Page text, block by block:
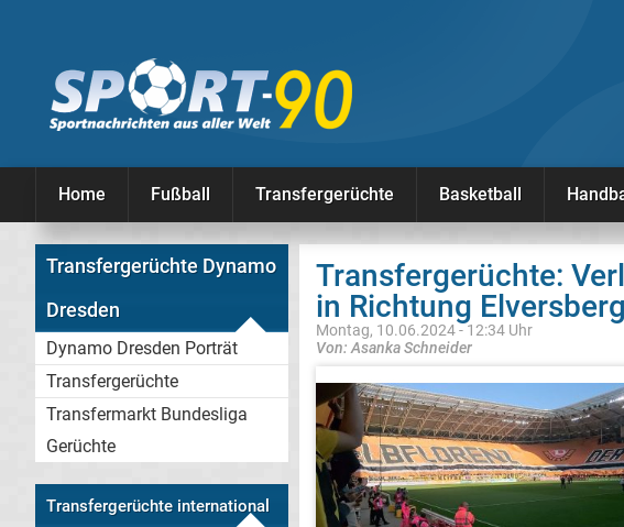
Home Fußball Transfergerüchte Basketball
Transfergerüchte Dynamo
Dresden
Dynamo Dresden Porträt
Transfergerüchte
Transfermarkt Bundesliga
Gerüchte
Transfergerüchte international
Transfergerüchte:
in Richtung
Montag, 10.06.2024 - 12:34 Uhr
Von: Asanka Schneider